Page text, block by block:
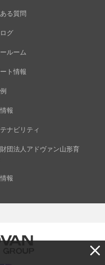
る質問
グ
ルーム
ト情報
報
ナビリティ
団法人アドヴァン山形育
報